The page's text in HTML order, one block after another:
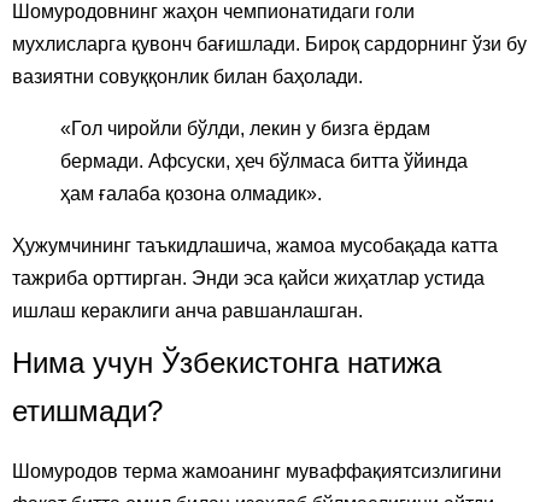
Шомуродовнинг жаҳон чемпионатидаги голи
мухлисларга қувонч бағишлади. Бироқ сардорнинг ўзи бу
вазиятни совуққонлик билан баҳолади.
«Гол чиройли бўлди, лекин у бизга ёрдам
бермади. Афсуски, ҳеч бўлмаса битта ўйинда
ҳам ғалаба қозона олмадик».
Ҳужумчининг таъкидлашича, жамоа мусобақада катта
тажриба орттирган. Энди эса қайси жиҳатлар устида
ишлаш кераклиги анча равшанлашган.
Нима учун Ўзбекистонга натижа
етишмади?
Шомуродов терма жамоанинг муваффақиятсизлигини